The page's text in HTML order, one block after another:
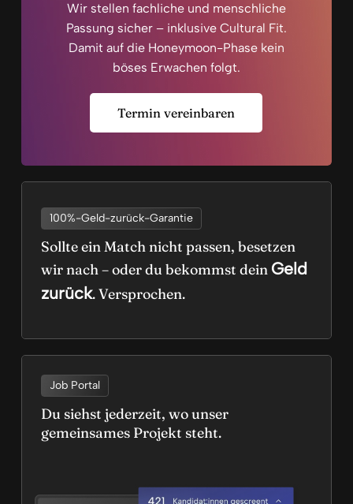
Wir stellen fachliche und menschliche
Passung sicher – inklusive Cultural Fit.
Damit auf die Honeymoon-Phase kein
böses Erwachen folgt.
Termin vereinbaren
100%-Geld-zurück-Garantie
Sollte ein Match nicht passen, besetzen
wir nach – oder du bekommst dein Geld
zurück. Versprochen.
Job Portal
Du siehst jederzeit, wo unser
gemeinsames Projekt steht.